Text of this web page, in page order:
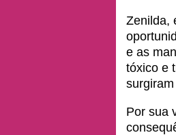
Zenilda,
e as
tóxico e
Por sua